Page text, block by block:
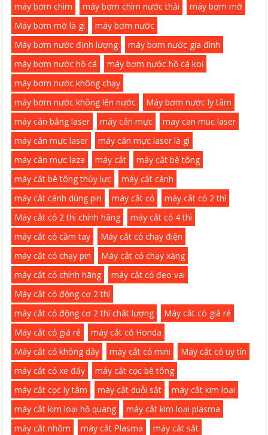
máy bơm chìm
máy bơm chìm nước thải
máy bơm mỡ
Máy bơm mỡ là gì
máy bơm nước
Máy bơm nước định lượng
máy bơm nước gia đình
máy bơm nước hồ cá
máy bơm nước hồ cá koi
máy bơm nước không chạy
máy bơm nước không lên nước
Máy bơm nước ly tâm
máy cân bằng laser
máy cân mực
may can muc laser
máy cân mực laser
máy cân mực laser là gì
máy cân mực laze
máy cắt
máy cắt bê tông
máy cắt bê tông thủy lực
máy cắt cành
máy cắt cành dùng pin
máy cắt cỏ
máy cắt cỏ 2 thì
Máy cắt cỏ 2 thì chính hãng
máy cắt cỏ 4 thì
máy cắt cỏ cầm tay
Máy cắt cỏ chạy điện
máy cắt cỏ chạy pin
Máy cắt cỏ chạy xăng
máy cắt cỏ chính hãng
máy cắt cỏ đeo vai
Máy cắt cỏ động cơ 2 thì
máy cắt cỏ động cơ 2 thì chất lượng
Máy cắt có giá rẻ
Máy cắt cỏ giá rẻ
máy cắt cỏ Honda
Máy cắt cỏ không dây
máy cắt cỏ mini
Máy cắt cỏ uy tín
máy cắt cỏ xe đẩy
máy cắt cọc bê tông
máy cắt cọc ly tâm
máy cắt duỗi sắt
máy cắt kim loại
máy cắt kim loại hồ quang
máy cắt kim loại plasma
máy cắt nhôm
máy cắt Plasma
máy cắt sắt